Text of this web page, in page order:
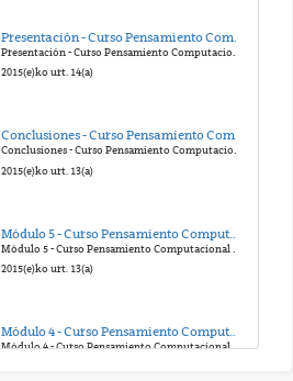
Presentación - Curso Pensamiento Computacional en la Escuela
2015(e)ko urt. 14(a)
Conclusiones - Curso Pensamiento Computacional en la Escuela
Conclusiones - Curso Pensamiento Computacional en la Escuela
2015(e)ko urt. 13(a)
Módulo 5 - Curso Pensamiento Computacional en la Escuela
2015(e)ko urt. 13(a)
Módulo 4 - Curso Pensamiento Computacional en la Escuela
Módulo 4 - Curso Pensamiento Computacional en la Escuela